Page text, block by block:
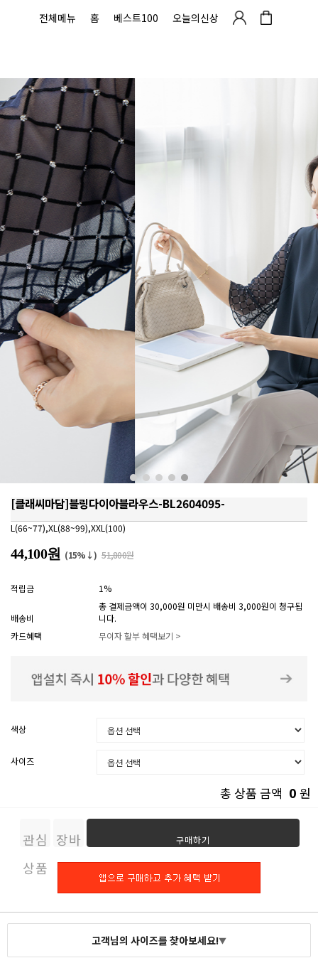
전체메뉴 홈 베스트100 오늘의신상
[클래씨마담]블링다이아블라우스-BL2604095-
L(66~77),XL(88~99),XXL(100)
44,100원 (15%↓) 51,800원
적립금 1%
배송비
총 결제금액이 30,000원 미만시 배송비 3,000원이 청구됩
니다.
카드혜택
무이자 할부 혜택보기 >
색상
사이즈
총 상품 금액 0 원
관심
상품
장바
구니
구매하기
고객님의 사이즈를 찾아보세요!▼